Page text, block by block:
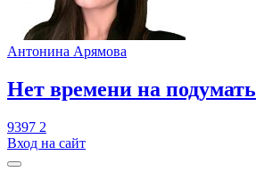
Антонина Арямова
​Нет времени на подумать
9397 2
Вход на сайт